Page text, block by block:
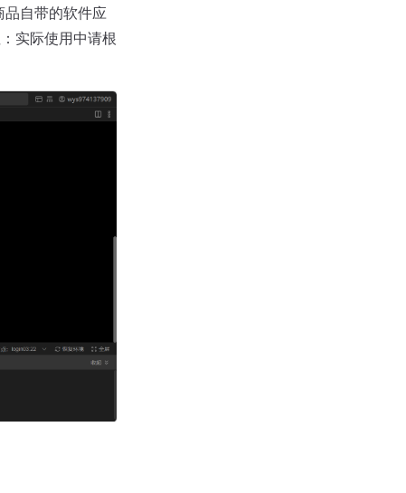
品自带的软件应
实际使用中请根